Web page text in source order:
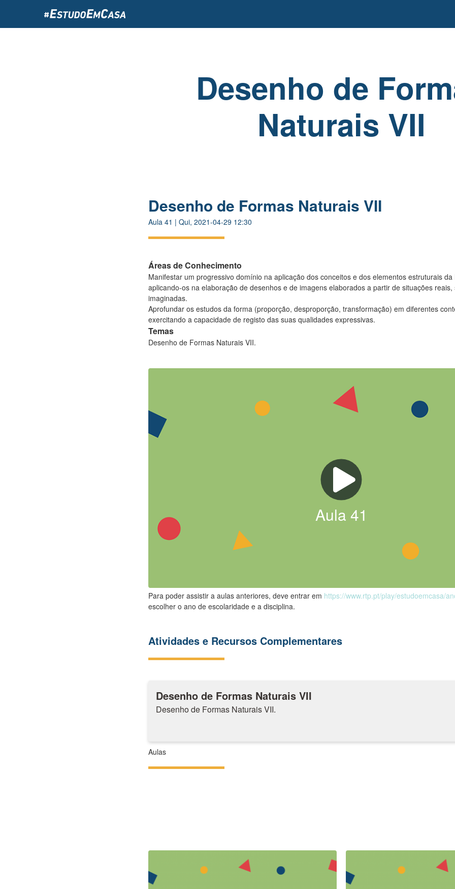
o
Desenho de
Naturais VII
Desenho de Formas Naturais VII
Aula 41 | Qui, 2021-04-29 12:30
Áreas de Conhecimento
Manifestar um progressivo domínio na aplicação dos conceitos e dos elementos estruturais
aplicando-os na elaboração de desenhos e de imagens elaborados a partir de situações
imaginadas.
Aprofundar os estudos da forma (proporção, desproporção, transformação) em diferentes
exercitando a capacidade de registo das suas qualidades expressivas.
Temas
Desenho de Formas Naturais VII.
Aula 41
Para poder assistir a aulas anteriores, deve entrar em https://www.rtp.pt/play/estudoemcasa/
escolher o ano de escolaridade e a disciplina.
Atividades e Recursos Complementares
Desenho de Formas Naturais VII
Desenho de Formas Naturais VII.
Aulas